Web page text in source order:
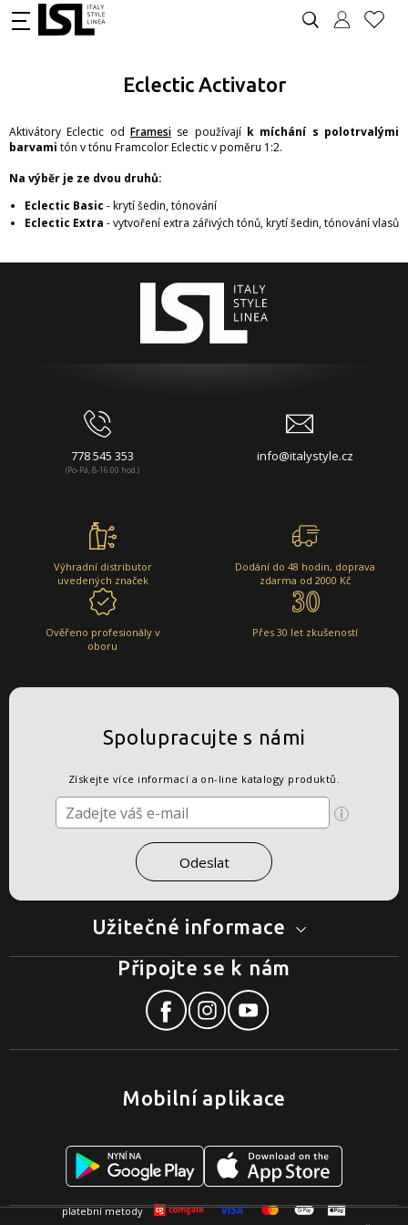
Eclectic Activator
Aktivátory Eclectic od Framesi se používajík míchání s polotrvalými
barvami tón v tónu Framcolor Eclectic v poměru 1:2.
Na výběr je ze dvou druhů:
Eclectic Basic - krytí šedin, tónování
Eclectic Extra - vytvoření extra zářivých tónů, krytí šedin, tónování vlasů
778 545 353
(Po-Pá, 8-16:00 hod.)
info@italystyle.cz
Výhradní distributor
uvedených značek
Dodání do 48 hodin, doprava
zdarma od 2000 Kč
Ověřeno profesionály v
oboru
Přes 30 let zkušeností
Užitečné informace
Spolupracujte s námi
Získejte více informací a on-line katalogy produktů.
Mobilní aplikace
Připojte se k nám